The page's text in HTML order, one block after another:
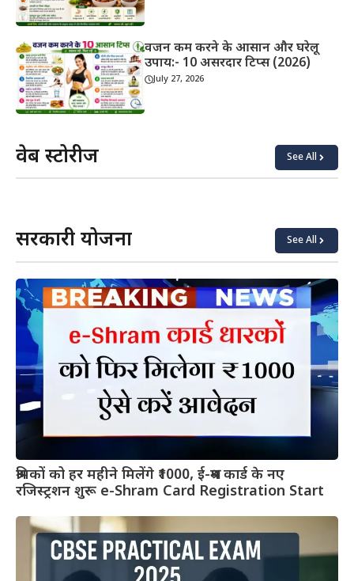
वजन कम करने के आसान और घरेलू
उपाय:- 10 असरदार टिप्स (2026)
July 27, 2026
वेब स्टोरीज See All
अंतर
जानिए!
सरकारी योजना See All
श्रमिकों को हर महीने मिलेंगे ₹1000, ई-श्रम कार्ड के नए
रजिस्ट्रशन शुरू e-Shram Card Registration Start